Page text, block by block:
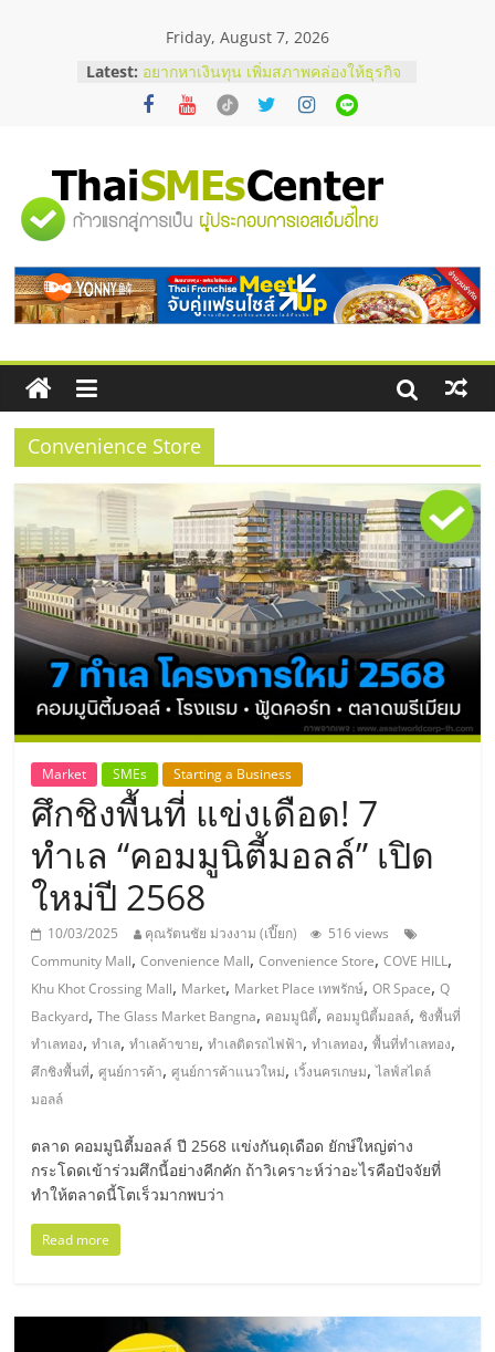
Friday, August 7, 2026
Latest: อยากหาเงินทุน เพิ่มสภาพคล่องให้ธุรกิจ
เริ่มยังไงให้ผ่านฉลุย
สัมมนาออนไลน์ โอกาสบริหารสถานี
ThaiFranchise Meet Up จับคู่แฟรน
ไชส์ ครั้งที่ 8
ร้านเครื่องเสียงคุณภาพสูง พร้อม
บริษัท Cybersecurity ในไทยที่ไหนดี?
วิธีเลือกผู้ให้บริการให้คุ้มค่าและตอบ
โจทย์ธุรกิจ
"ศูนย์
รวม
ข้อมูล
ธุรกิจ
SME
แห่ง
ประเทศไทย,
ThaiSMEsCenter,
รวม
ธุรกิจ
เอ
ส
เอ็
มอี
ไทย,
SMEs,
แฟ
รน
ไชส์,
Convenience Store
Market SMEs Starting a Business
ศึกชิงพื้นที่ แข่งเดือด! 7
ทำเล “คอมมูนิตี้มอลล์” เปิด
ใหม่ปี 2568
10/03/2025 คุณรัตนชัย ม่วงงาม (เปี๊ยก)
516 views
Community Mall,Convenience Mall,Convenience Store,COVE HILL,
Khu Khot Crossing Mall, Market, Market Place เทพรักษ์,OR Space,Q
Backyard,The Glass Market Bangna, คอมมูนิตี้, คอมมูนิตี้มอลล์, ชิงพื้นที่
ทำเลทอง,ทำเล,ทำเลค้าขาย,ทำเลติดรถไฟฟ้า,ทำเลทอง,พื้นที่ทำเลทอง,
ศึกชิงพื้นที่,ศูนย์การค้า,ศูนย์การค้าแนวใหม่, เวิ้งนครเกษม,ไลฟ์สไตล์
มอลล์
ตลาด คอมมูนิตี้มอลล์ ปี 2568 แข่งกันดุเดือด ยักษ์ใหญ่ต่าง
กระโดดเข้าร่วมศึกนี้อย่างคีกคัก ถ้าวิเคราะห์ว่าอะไรคือปัจจัยที่
ทำให้ตลาดนี้โตเร็วมากพบว่า
Read more